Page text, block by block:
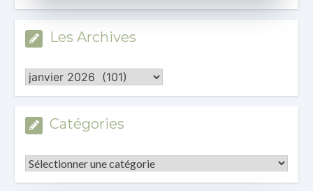
Les Archives
Les
Archives
Catégories
Catégories